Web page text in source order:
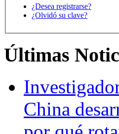
¿Desea registrarse?
¿Olvidó su clave?
Últimas
China